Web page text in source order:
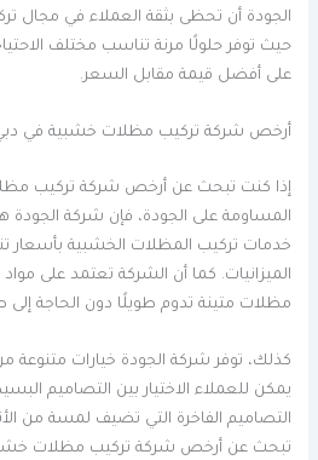
الجودة أن تحظى بثقة العملاء في مجال
حيث توفر حلولًا مرنة تناسب مختلف
على أفضل قيمة مقابل السعر.
أرخص شركة تركيب مظلات خشبية في
إذا كنت تبحث عن أرخص شركة تركيب
المساومة على الجودة، فإن شركة الجودة
خدمات تركيب المظلات الخشبية بأسعار
الميزانيات. كما أن الشركة تعتمد على
مظلات متينة تدوم طويلًا دون الحاجة إلى
كذلك، توفر شركة الجودة خيارات متنوعة
يمكن للعملاء الاختيار بين التصاميم
التصاميم الفاخرة التي تضيف لمسة من
تبحث عن أرخص شركة تركيب مظلات